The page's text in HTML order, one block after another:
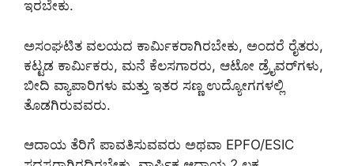
ಇರಬೇಕು.
ಅಸಂಘಟಿತ ವಲಯದ ಕಾರ್ಮಿಕರಾಗಿರಬೇಕು, ಅಂದರೆ ರೈತರು,
ಕಟ್ಟಡ ಕಾರ್ಮಿಕರು, ಮನೆ ಕೆಲಸಗಾರರು, ಆಟೋ ಡ್ರೈವರ್‌ಗಳು,
ಬೀದಿ ವ್ಯಾಪಾರಿಗಳು ಮತ್ತು ಇತರ ಸಣ್ಣ ಉದ್ಯೋಗಗಳಲ್ಲಿ
ತೊಡಗಿರುವವರು.
ಆದಾಯ ತೆರಿಗೆ ಪಾವತಿಸುವವರು ಅಥವಾ EPFO/ESIC